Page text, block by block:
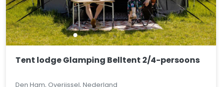
Tent lodge Glamping Belltent 2/4-persoons
Den Ham, Overijssel, Nederland